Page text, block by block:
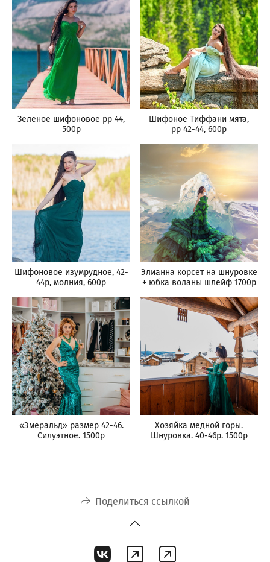
Зеленое шифоновое рр 44,
500р
Шифоное Тиффани мята,
рр 42-44, 600р
Шифоновое изумрудное, 42-
44р, молния, 600р
Элианна корсет на шнуровке
+ юбка воланы шлейф 1700р
«Эмеральд» размер 42-46.
Силуэтное. 1500р
Хозяйка медной горы.
Шнуровка. 40-46р. 1500р
Поделиться ссылкой